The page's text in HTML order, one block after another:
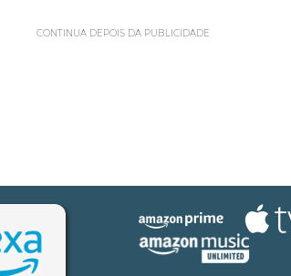
CONTINUA DEPOIS DA PUBLICIDADE